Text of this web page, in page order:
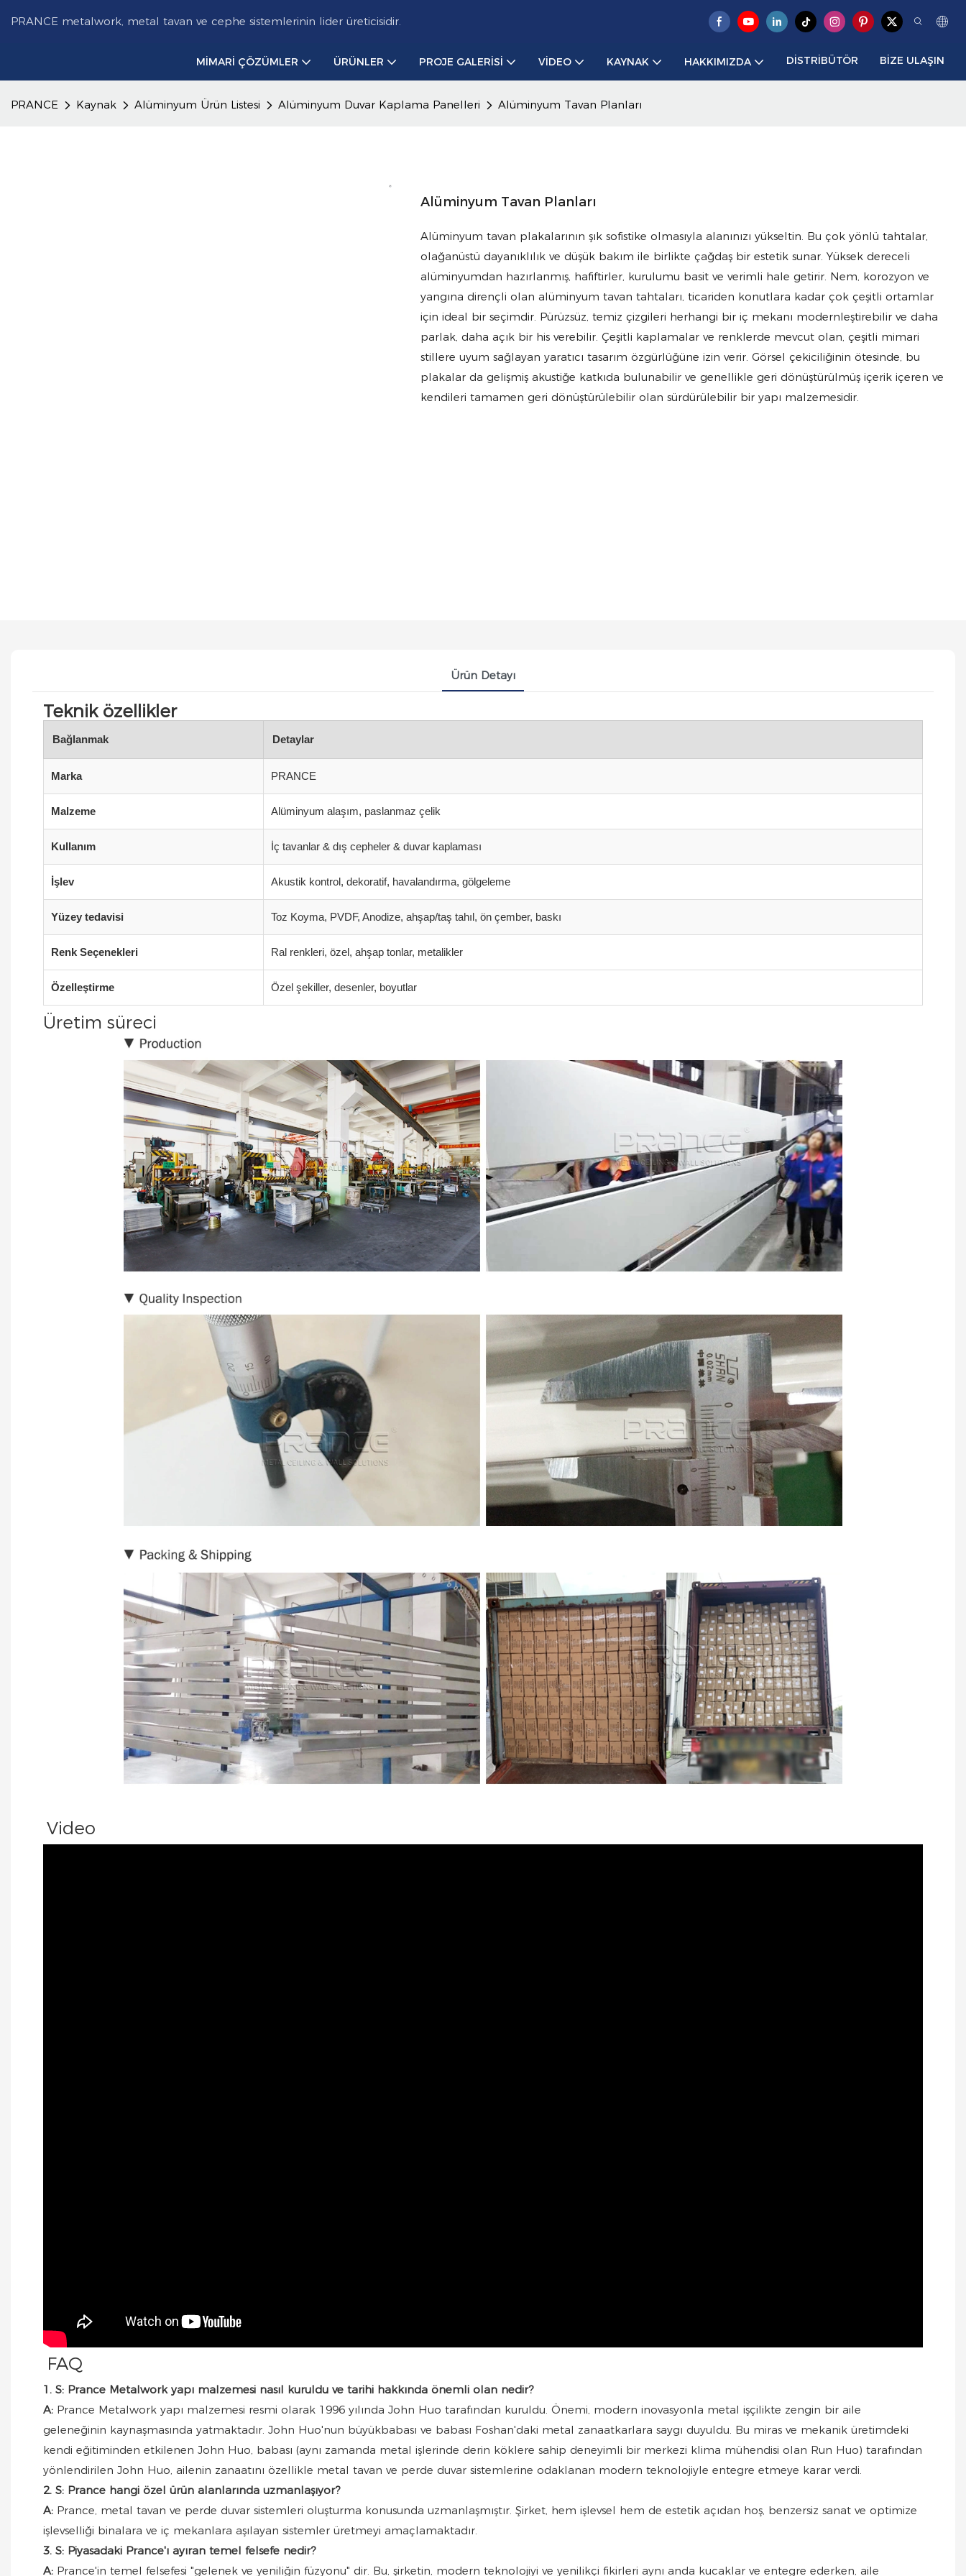
PRANCE metalwork, metal tavan ve cephe sistemlerinin lider üreticisidir.
MIMARI ÇÖZÜMLER ÜRÜNLER PROJE GALERISI VIDEO KAYNAK HAKKIMIZDA DISTRIBÜTÖR BIZE ULAŞIN
PRANCE Kaynak Alüminyum Ürün Listesi Alüminyum Duvar Kaplama Panelleri Alüminyum Tavan Planları
Alüminyum Tavan Planları
Alüminyum tavan plakalarının şık sofistike olmasıyla alanınızı yükseltin. Bu çok yönlü tahtalar,
olağanüstü dayanıklılık ve düşük bakım ile birlikte çağdaş bir estetik sunar. Yüksek dereceli
alüminyumdan hazırlanmış, hafiftirler, kurulumu basit ve verimli hale getirir. Nem, korozyon ve
yangına dirençli olan alüminyum tavan tahtaları, ticariden konutlara kadar çok çeşitli ortamlar
için ideal bir seçimdir. Pürüzsüz, temiz çizgileri herhangi bir iç mekanı modernleştirebilir ve daha
parlak, daha açık bir his verebilir. Çeşitli kaplamalar ve renklerde mevcut olan, çeşitli mimari
stillere uyum sağlayan yaratıcı tasarım özgürlüğüne izin verir. Görsel çekiciliğinin ötesinde, bu
plakalar da gelişmiş akustiğe katkıda bulunabilir ve genellikle geri dönüştürülmüş içerik içeren ve
kendileri tamamen geri dönüştürülebilir olan sürdürülebilir bir yapı malzemesidir.
Ürün Detayı
Teknik özellikler
Bağlanmak Detaylar
Marka PRANCE
Malzeme Alüminyum alaşım, paslanmaz çelik
Kullanım İç tavanlar & dış cepheler & duvar kaplaması
İşlev Akustik kontrol, dekoratif, havalandırma, gölgeleme
Yüzey tedavisi Toz Koyma, PVDF, Anodize, ahşap/taş tahıl, ön çember, baskı
Renk Seçenekleri Ral renkleri, özel, ahşap tonlar, metalikler
Özelleştirme Özel şekiller, desenler, boyutlar
Üretim süreci
Video
FAQ
1. S: Prance Metalwork yapı malzemesi nasıl kuruldu ve tarihi hakkında önemli olan nedir?
A: Prance Metalwork yapı malzemesi resmi olarak 1996 yılında John Huo tarafından kuruldu. Önemi, modern inovasyonla metal işçilikte zengin bir aile
geleneğinin kaynaşmasında yatmaktadır. John Huo'nun büyükbabası ve babası Foshan'daki metal zanaatkarlara saygı duyuldu. Bu miras ve mekanik üretimdeki
kendi eğitiminden etkilenen John Huo, babası (aynı zamanda metal işlerinde derin köklere sahip deneyimli bir merkezi klima mühendisi olan Run Huo) tarafından
yönlendirilen John Huo, ailenin zanaatını özellikle metal tavan ve perde duvar sistemlerine odaklanan modern teknolojiyle entegre etmeye karar verdi.
2. S: Prance hangi özel ürün alanlarında uzmanlaşıyor?
A: Prance, metal tavan ve perde duvar sistemleri oluşturma konusunda uzmanlaşmıştır. Şirket, hem işlevsel hem de estetik açıdan hoş, benzersiz sanat ve optimize
işlevselliği binalara ve iç mekanlara aşılayan sistemler üretmeyi amaçlamaktadır.
3. S: Piyasadaki Prance'ı ayıran temel felsefe nedir?
A: Prance'in temel felsefesi "gelenek ve yeniliğin füzyonu" dir. Bu, şirketin, modern teknolojiyi ve yenilikçi fikirleri aynı anda kucaklar ve entegre ederken, aile